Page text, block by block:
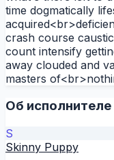
time dogmatically
crash course
count intensify
away clouded and
masters
Об исполнителе
S
Skinny Puppy